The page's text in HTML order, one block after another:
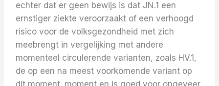
echter dat er geen bewijs is dat JN.1 een
ernstiger ziekte veroorzaakt of een verhoogd
risico voor de volksgezondheid met zich
meebrengt in vergelijking met andere
momenteel circulerende varianten, zoals HV.1,
de op een na meest voorkomende variant op